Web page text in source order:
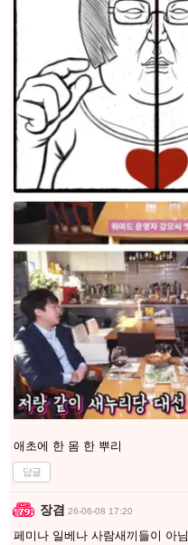
애초에 한 몸 한 뿌리
답글
장겸 26-06-08 17:20
페미나 일베나 사람새끼들이 아님